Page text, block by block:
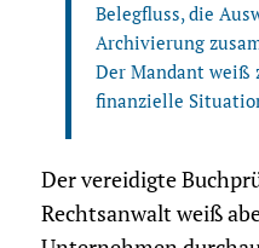
Belegfluss, die
Archivierung
Der Mandant weiß
finanzielle
Der vereidigte
Rechtsanwalt weiß